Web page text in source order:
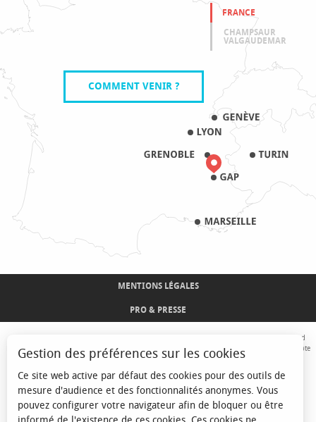
FRANCE
CHAMPSAUR
VALGAUDEMAR
COMMENT VENIR ?
MENTIONS LÉGALES
PRO & PRESSE
Avec le concours de l'Union Européenne. L'Europe s'engage sur le Massif Alpin avec le fond
Européen de Développement Régional. Co-financé par le Conseil Régional Provence-Alpes-Côte
d'Azur et l'Etat, Commissariat Général des Territoires - FNADT - CIMA
Gestion des préférences sur les cookies
Ce site web active par défaut des cookies pour des outils de
mesure d'audience et des fonctionnalités anonymes. Vous
pouvez configurer votre navigateur afin de bloquer ou être